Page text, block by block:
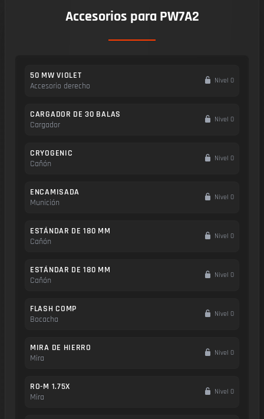
Accesorios para PW7A2
50 MW VIOLET
Accesorio derecho
Nivel 0
CARGADOR DE 30 BALAS
Cargador
Nivel 0
CRYOGENIC
Cañón
Nivel 0
ENCAMISADA
Munición
Nivel 0
ESTÁNDAR DE 180 MM
Cañón
Nivel 0
ESTÁNDAR DE 180 MM
Cañón
Nivel 0
FLASH COMP
Bocacha
Nivel 0
MIRA DE HIERRO
Mira
Nivel 0
RO-M 1.75X
Mira
Nivel 0